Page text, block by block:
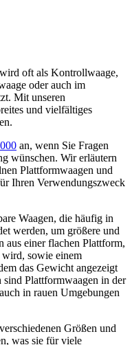
oft als Kontrollwaage,
oder auch im
Mit unseren
und vielfältiges
an, wenn Sie Fragen
wünschen. Wir erläutern
Plattformwaagen und
Ihren Verwendungszweck
Waagen, die häufig in
werden, um größere und
aus einer flachen Plattform,
sowie einem
das Gewicht angezeigt
Plattformwaagen in der
in rauen Umgebungen
Größen und
was sie für viele